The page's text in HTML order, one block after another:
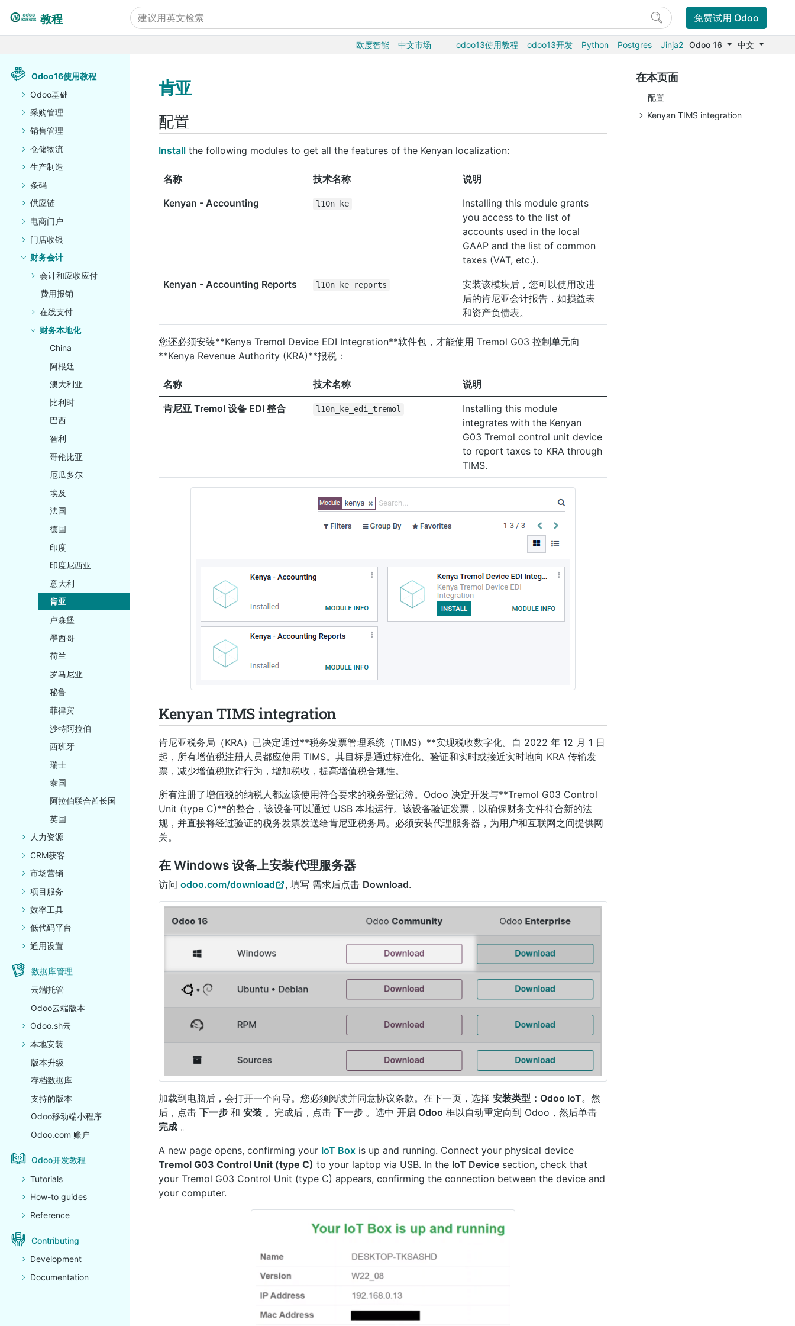
Odoo16使用教程
Odoo基础
采购管理
销售管理
仓储物流
生产制造
条码
供应链
电商门户
门店收银
财务会计
会计和应收应付
费用报销
在线支付
财务本地化
China
阿根廷
澳大利亚
比利时
巴西
智利
哥伦比亚
厄瓜多尔
埃及
法国
德国
印度
印度尼西亚
意大利
肯亚
卢森堡
墨西哥
荷兰
罗马尼亚
秘鲁
菲律宾
沙特阿拉伯
西班牙
瑞士
泰国
阿拉伯联合酋长国
英国
人力资源
CRM获客
市场营销
项目服务
效率工具
低代码平台
通用设置
数据库管理
云端托管
Odoo云端版本
Odoo.sh云
本地安装
版本升级
存档数据库
支持的版本
Odoo移动端小程序
Odoo.com 账户
Odoo开发教程
Tutorials
How-to guides
Reference
Contributing
Development
Documentation
教程 免费试用 Odoo
欧度智能 中文市场 odoo13使用教程 odoo13开发 Python Postgres Jinja2 Odoo 16 中文
肯亚
配置
Install the following modules to get all the features of the Kenyan localization:
名称 技术名称 说明
Kenyan - Accounting l10n_ke
Installing this module grants
you access to the list of
accounts used in the local
GAAP and the list of common
taxes (VAT, etc.).
Kenyan - Accounting Reports l10n_ke_reports
安装该模块后，您可以使用改进
后的肯尼亚会计报告，如损益表
和资产负债表。
您还必须安装**Kenya Tremol Device EDI Integration**软件包，才能使用 Tremol G03 控制单元向
**Kenya Revenue Authority (KRA)**报税：
名称 技术名称 说明
肯尼亚 Tremol 设备 EDI 整合 l10n_ke_edi_tremol
Installing this module
integrates with the Kenyan
G03 Tremol control unit device
to report taxes to KRA through
TIMS.
Kenyan TIMS integration
肯尼亚税务局（KRA）已决定通过**税务发票管理系统（TIMS）**实现税收数字化。自 2022 年 12 月 1 日
起，所有增值税注册人员都应使用 TIMS。其目标是通过标准化、验证和实时或接近实时地向 KRA 传输发
票，减少增值税欺诈行为，增加税收，提高增值税合规性。
所有注册了增值税的纳税人都应该使用符合要求的税务登记簿。Odoo 决定开发与**Tremol G03 Control
Unit (type C)**的整合，该设备可以通过 USB 本地运行。该设备验证发票，以确保财务文件符合新的法
规，并直接将经过验证的税务发票发送给肯尼亚税务局。必须安装代理服务器，为用户和互联网之间提供网
关。
在 Windows 设备上安装代理服务器
访问 odoo.com/download , 填写 需求后点击 Download.
加载到电脑后，会打开一个向导。您必须阅读并同意协议条款。在下一页，选择 安装类型：Odoo IoT。然
后，点击 下一步 和 安装 。完成后，点击 下一步 。选中 开启 Odoo 框以自动重定向到 Odoo，然后单击
完成 。
A new page opens, confirming your IoT Box is up and running. Connect your physical device
Tremol G03 Control Unit (type C) to your laptop via USB. In the IoT Device section, check that
your Tremol G03 Control Unit (type C) appears, confirming the connection between the device and
your computer.
在本页面
配置
Kenyan TIMS integration